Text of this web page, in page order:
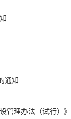
通知
管理办法（试行）